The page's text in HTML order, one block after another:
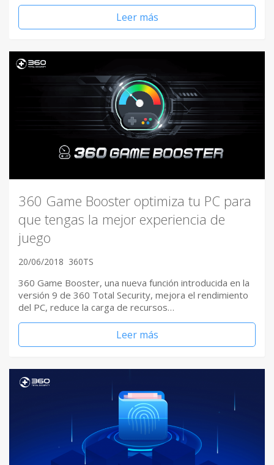
Leer más
360 Game Booster optimiza tu PC para
que tengas la mejor experiencia de
juego
20/06/2018 360TS
360 Game Booster, una nueva función introducida en la
versión 9 de 360 Total Security, mejora el rendimiento
del PC, reduce la carga de recursos…
Leer más